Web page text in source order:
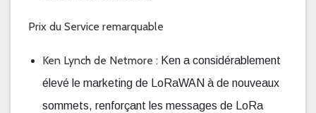
Prix du Service remarquable
Ken Lynch de Netmore : Ken a considérablement
élevé le marketing de LoRaWAN à de nouveaux
sommets, renforçant les messages de LoRa